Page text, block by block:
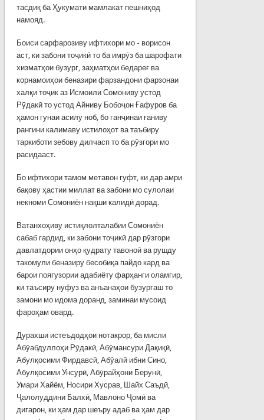
тасдиқ ба Ҳукумати мамлакат пешниҳод
намояд.
Боиси сарфарозиву ифтихори мо - ворисон
аст, ки забони тоҷикӣ то ба имрӯз ба шарофати
хизматҳои бузург, заҳматҳои бедареғ ва
корнамоиҳои беназири фарзандони фарзонаи
халқи тоҷик аз Исмоили Сомониву устод
Рӯдакӣ то устод Айниву Бобоҷон Ғафуров ба
ҳамон гунаи асилу ноб, бо ганҷинаи ғаниву
рангини калимаву истилоҳот ва таъбиру
таркиботи зебову дилчасп то ба рӯзгори мо
расидааст.
Бо ифтихори тамом метавон гуфт, ки дар амри
бақову ҳастии миллат ва забони мо сулолаи
некноми Сомониён нақши калидӣ дорад.
Ватанхоҳиву истиқлолталабии Сомониён
сабаб гардид, ки забони тоҷикӣ дар рӯзгори
давлатдории онҳо қудрату тавоноӣ ва рушду
такомули беназиру бесобиқа пайдо кард ва
барои поягузории адабиёту фарҳанги оламгир,
ки таъсиру нуфуз ва анъанаҳои бузургаш то
замони мо идома доранд, заминаи мусоид
фароҳам овард.
Дурахши истеъдодҳои нотакрор, ба мисли
Абӯабдуллоҳи Рӯдакӣ, Абӯмансури Дақиқӣ,
Абулқосими Фирдавсӣ, Абӯалӣ ибни Сино,
Абулқосими Унсурӣ, Абӯрайҳони Берунӣ,
Умари Хайём, Носири Хусрав, Шайх Саъдӣ,
Ҷалолуддини Балхӣ, Мавлоно Ҷомӣ ва
дигарон, ки ҳам дар шеъру адаб ва ҳам дар